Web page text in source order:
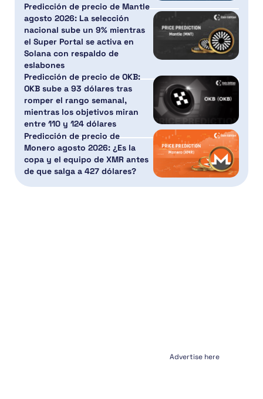
Predicción de precio de Mantle
agosto 2026: La selección
nacional sube un 9% mientras
el Super Portal se activa en
Solana con respaldo de
eslabones
Predicción de precio de OKB:
OKB sube a 93 dólares tras
romper el rango semanal,
mientras los objetivos miran
entre 110 y 124 dólares
Predicción de precio de
Monero agosto 2026: ¿Es la
copa y el equipo de XMR antes
de que salga a 427 dólares?
Advertise here